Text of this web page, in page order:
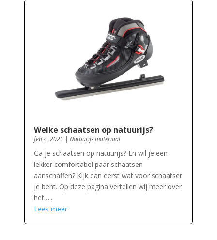
Welke schaatsen op natuurijs?
feb 4, 2021 Natuurijs materiaal
Ga je schaatsen op natuurijs? En wil je een
lekker comfortabel paar schaatsen
aanschaffen? Kijk dan eerst wat voor schaatser
je bent. Op deze pagina vertellen wij meer over
het…..
Lees meer